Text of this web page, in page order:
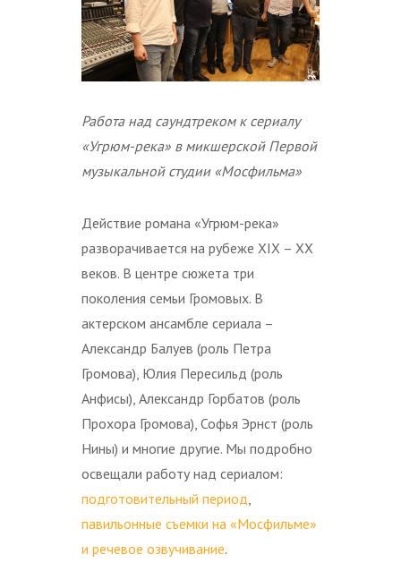
Работа над саундтреком к сериалу
«Угрюм-река» в микшерской Первой
музыкальной студии «Мосфильма»
Действие романа «Угрюм-река»
разворачивается на рубеже XIX – XX
веков. В центре сюжета три
поколения семьи Громовых. В
актерском ансамбле сериала –
Александр Балуев (роль Петра
Громова), Юлия Пересильд (роль
Анфисы), Александр Горбатов (роль
Прохора Громова), Софья Эрнст (роль
Нины) и многие другие. Мы подробно
освещали работу над сериалом:
подготовительный период,
павильонные съемки на «Мосфильме»
и речевое озвучивание.